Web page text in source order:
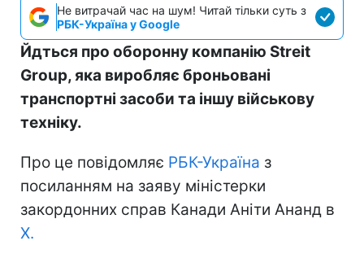
Не витрачай час на шум! Читай тільки суть з
РБК-Україна у Google
Йдться про оборонну компанію Streit
Group, яка виробляє броньовані
транспортні засоби та іншу військову
техніку.
Про це повідомляє РБК-Україна з
посиланням на заяву міністерки
закордонних справ Канади Аніти Ананд в
Х.